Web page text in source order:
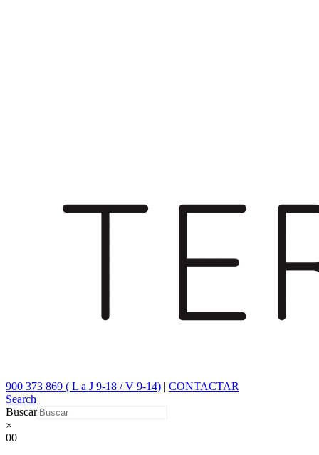
900 373 869 ( L a J 9-18 / V 9-14) | CONTACTAR
Search
Buscar
×
00